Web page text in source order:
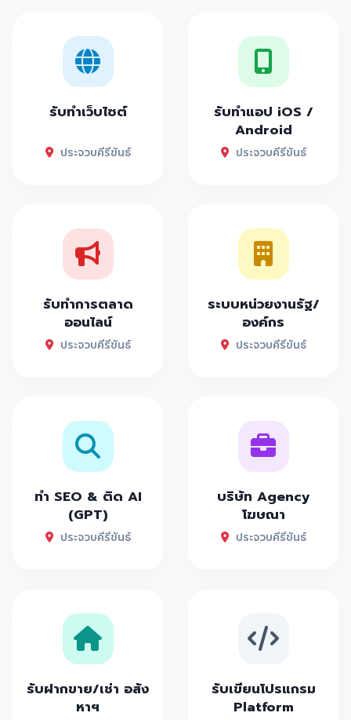
รับทำเว็บไซต์
ประจวบคีรีขันธ์
รับทำแอป iOS /
Android
ประจวบคีรีขันธ์
รับทำการตลาด
ออนไลน์
ประจวบคีรีขันธ์
ระบบหน่วยงานรัฐ/
องค์กร
ประจวบคีรีขันธ์
ทำ SEO & ติด AI
(GPT)
ประจวบคีรีขันธ์
บริษัท Agency
โฆษณา
ประจวบคีรีขันธ์
รับฝากขาย/เช่า อสัง
หาฯ
รับเขียนโปรแกรม
Platform